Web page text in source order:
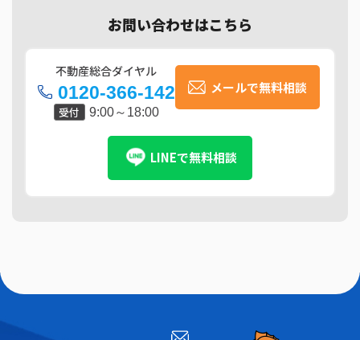
お問い合わせはこちら
不動産総合ダイヤル
0120-366-142
受付 9:00～18:00
メールで無料相談
LINEで無料相談